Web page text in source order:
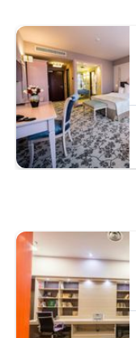
找
到
的
本
週
末
房
間
平
均
有
1Y
軸，
顯
示
房
間
平
均
價